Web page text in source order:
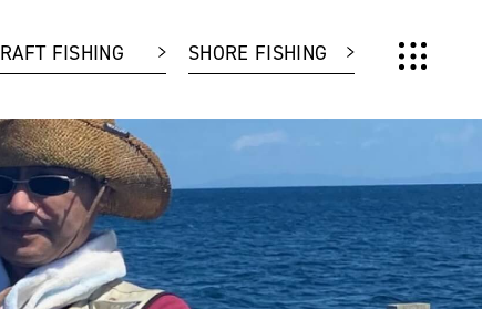
RAFT FISHING SHORE FISHING